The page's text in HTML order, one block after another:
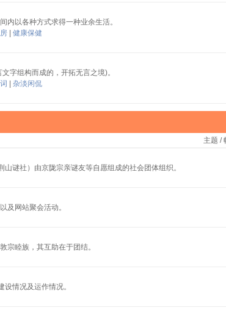
内以各种方式求得一种业余生活。
健康保健
字组构而成的，开拓无言之境)。
杂淡闲侃
主题 /
山谜社）由京陇宗亲谜友等自愿组成的社会团体组织。
及网站聚会活动。
宗睦族，其互助在于团结。
设情况及运作情况。